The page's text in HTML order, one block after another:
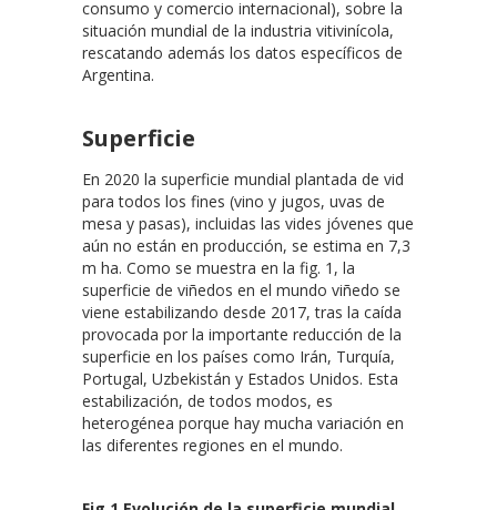
consumo y comercio internacional), sobre la
situación mundial de la industria vitivinícola,
rescatando además los datos específicos de
Argentina.
Superficie
En 2020 la superficie mundial plantada de vid
para todos los fines (vino y jugos, uvas de
mesa y pasas), incluidas las vides jóvenes que
aún no están en producción, se estima en 7,3
m ha. Como se muestra en la fig. 1, la
superficie de viñedos en el mundo viñedo se
viene estabilizando desde 2017, tras la caída
provocada por la importante reducción de la
superficie en los países como Irán, Turquía,
Portugal, Uzbekistán y Estados Unidos. Esta
estabilización, de todos modos, es
heterogénea porque hay mucha variación en
las diferentes regiones en el mundo.